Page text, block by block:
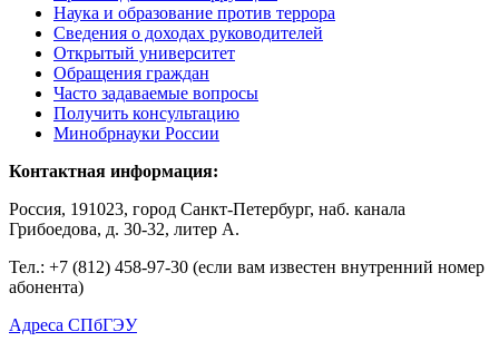
Наука и образование против террора
Сведения о доходах руководителей
Открытый университет
Обращения граждан
Часто задаваемые вопросы
Получить консультацию
Минобрнауки России
Контактная информация:
Россия, 191023, город Санкт-Петербург, наб. канала
Грибоедова, д. 30-32, литер А.
Тел.: +7 (812) 458-97-30 (если вам известен внутренний номер
абонента)
Адреса СПбГЭУ